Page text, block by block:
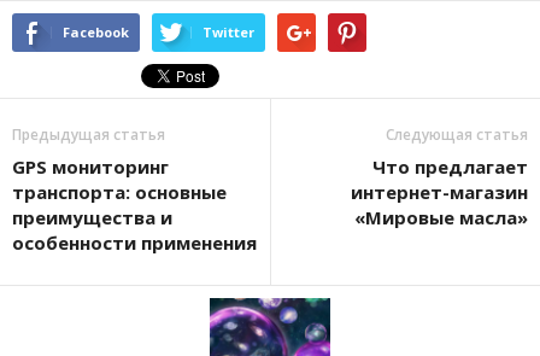
Facebook Twitter
Предыдущая статья
GPS мониторинг
транспорта: основные
преимущества и
особенности применения
Следующая статья
Что предлагает
интернет-магазин
«Мировые масла»